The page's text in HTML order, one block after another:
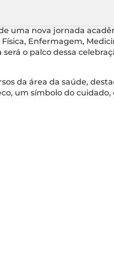
uma nova jornada
Enfermagem,
será o palco dessa
da área da saúde,
um símbolo do